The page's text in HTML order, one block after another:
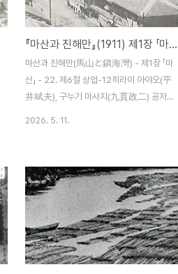
는 어법을 주로 하되 해초를 따거나 조개를
잡는 일이 번성하다. 어획물 중 주된 것은 대
구, 청어, 고등어, 갈치, 숭어, 도미, 해삼, 문
어, 굴 등이다. 내지인 어업 종사자는 점점 많
아져 현(縣)마다 다투어 출항을 독려하..
『마산과 진해만』(1911) 제1장 「마산」 - 22. 제6절 상업-12
마산과 진해만(馬山と鎭海灣) - 제1장 「마
산」 - 22. 제6절 상업-12히라이 아야오(平
井斌夫), 구누기 마사지(九貫政二) 공저
건수가 아주 많아 이 사이에 들어서는 중개
주선업이 잘 나가는 업종이 되었음은 말할 나
위도 없으리라. 자연히 동업자 수가 늘어난
것이다. 각자 1년 동안의 수입은 일정하지는
않겠지만 700~800엔에서 1700~1800엔
쯤 되지 않을까 싶다. 아래 세 사람은 공연(公
2026. 5. 11.